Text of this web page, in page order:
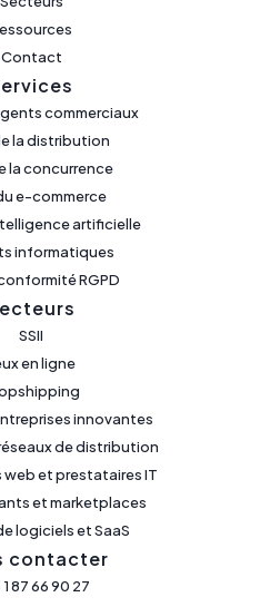
Contact
commerciaux
la distribution
la concurrence
e-commerce
artificielle
informatiques
RGPD
SSII
en ligne
innovantes
de distribution
web et prestataires IT
et marketplaces
logiciels et SaaS
contacter
87 66 90 27